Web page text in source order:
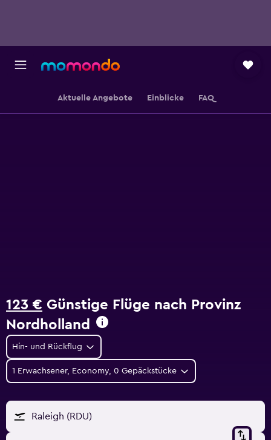
Aktuelle Angebote Einblicke FAQ
123 € Günstige Flüge nach Provinz
Nordholland
Hin- und Rückflug
1 Erwachsener, Economy, 0 Gepäckstücke
Raleigh (RDU)